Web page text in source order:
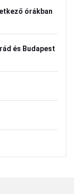
órákban
és Budapest